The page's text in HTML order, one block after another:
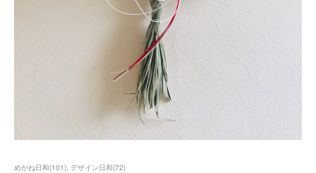
めがね日和(101) デザイン日和(72)